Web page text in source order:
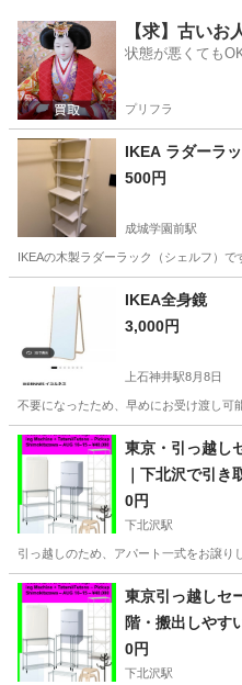
東京 中央区 家具 MBR
【求】古いお
状態が悪くても
プリフラ
IKEA ラダー
500円
成城学園前駅
IKEAの木製ラダーラック（シェルフ）
世田谷区 成城学園前駅
IKEA全身鏡
3,000円
上石神井駅8月8日
不要になったため、早めにお受け渡し可
東京 練馬区 上石神井駅
東京・引っ越し
｜下北沢で引
｜20,000円
0円
下北沢駅
引っ越しのため、アパート一式をお譲
東京 世田谷区 下北沢駅
東京引っ越しセ
階・搬出しやす
¥10,000
0円
下北沢駅